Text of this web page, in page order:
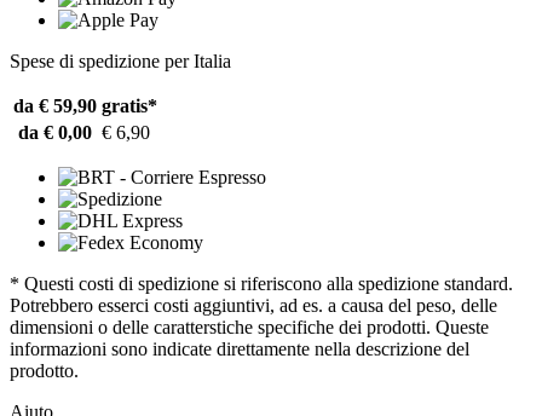
Spese di spedizione per Italia
da € 59,90 gratis*
da € 0,00 € 6,90
* Questi costi di spedizione si riferiscono alla spedizione standard.
Potrebbero esserci costi aggiuntivi, ad es. a causa del peso, delle
dimensioni o delle caratterstiche specifiche dei prodotti. Queste
informazioni sono indicate direttamente nella descrizione del
prodotto.